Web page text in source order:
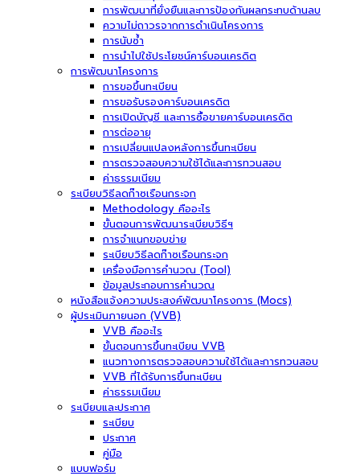
การพัฒนาที่ยั่งยืนและการป้องกันผลกระทบด้านลบ
ความไม่ถาวรจากการดำเนินโครงการ
การนับซ้ำ
การนำไปใช้ประโยชน์คาร์บอนเครดิต
การพัฒนาโครงการ
การขอขึ้นทะเบียน
การขอรับรองคาร์บอนเครดิต
การเปิดบัญชี และการซื้อขายคาร์บอนเครดิต
การต่ออายุ
การเปลี่ยนแปลงหลังการขึ้นทะเบียน
การตรวจสอบความใช้ได้และการทวนสอบ
ค่าธรรมเนียม
ระเบียบวิธีลดก๊าซเรือนกระจก
Methodology คืออะไร
ขั้นตอนการพัฒนาระเบียบวิธีฯ
การจำแนกขอบข่าย
ระเบียบวิธีลดก๊าซเรือนกระจก
เครื่องมือการคำนวณ (Tool)
ข้อมูลประกอบการคำนวณ
หนังสือแจ้งความประสงค์พัฒนาโครงการ (Mocs)
ผู้ประเมินภายนอก (VVB)
VVB คืออะไร
ขั้นตอนการขึ้นทะเบียน VVB
แนวทางการตรวจสอบความใช้ได้และการทวนสอบ
VVB ที่ได้รับการขึ้นทะเบียน
ค่าธรรมเนียม
ระเบียบและประกาศ
ระเบียบ
ประกาศ
คู่มือ
แบบฟอร์ม